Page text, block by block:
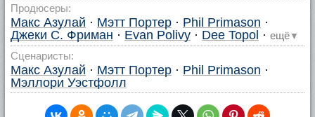
Продюсеры:
Макс Азулай · Мэтт Портер · Phil Primason ·
Джеки С. Фриман · Evan Polivy · Dee Topol · ещё ▼
Сценаристы:
Макс Азулай · Мэтт Портер · Phil Primason ·
Мэллори Уэстфолл